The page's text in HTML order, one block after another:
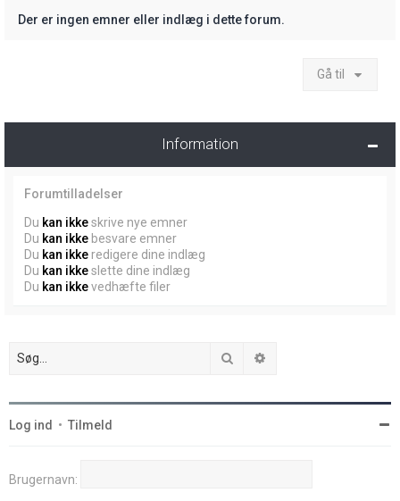
Der er ingen emner eller indlæg i dette forum.
Gå til
Information
Forumtilladelser
Du kan ikkeskrive nye emner
Du kan ikke besvare emner
Du kan ikke redigere dine indlæg
Du kan ikkeslette dine indlæg
Du kan ikkevedhæfte filer
Søg
Log ind • Tilmeld
Brugernavn: